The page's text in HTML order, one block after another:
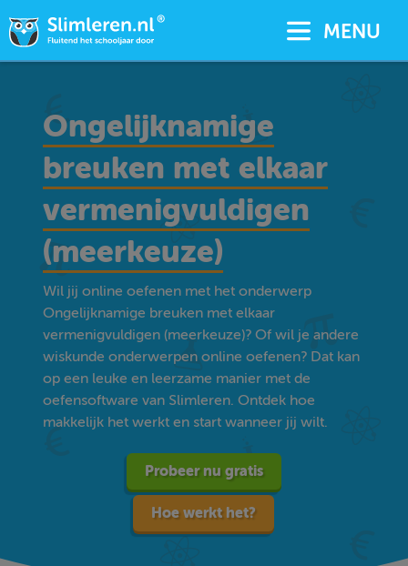
MENU
Ongelijknamige
breuken met elkaar
vermenigvuldigen
(meerkeuze)
Wil jij online oefenen met het onderwerp
Ongelijknamige breuken met elkaar
vermenigvuldigen (meerkeuze)? Of wil je andere
wiskunde onderwerpen online oefenen? Dat kan
op een leuke en leerzame manier met de
oefensoftware van Slimleren. Ontdek hoe
makkelijk het werkt en start wanneer jij wilt.
Probeer nu gratis
Hoe werkt het?